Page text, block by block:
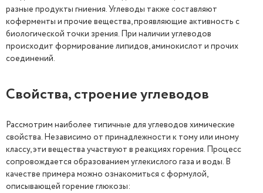
разные продукты гниения. Углеводы также составляют
коферменты и прочие вещества, проявляющие активность с
биологической точки зрения. При наличии углеводов
происходит формирование липидов, аминокислот и прочих
соединений.
Свойства, строение углеводов
Рассмотрим наиболее типичные для углеводов химические
свойства. Независимо от принадлежности к тому или иному
классу, эти вещества участвуют в реакциях горения. Процесс
сопровождается образованием углекислого газа и воды. В
качестве примера можно ознакомиться с формулой,
описывающей горение глюкозы: